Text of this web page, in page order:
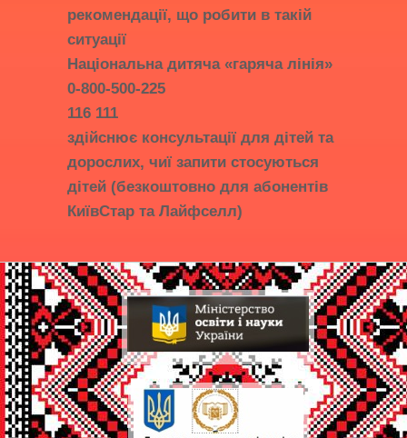
рекомендації, що робити в такій
ситуації
Національна дитяча «гаряча лінія»
0-800-500-225
116 111
здійснює консультації для дітей та
дорослих, чиї запити стосуються
дітей (безкоштовно для абонентів
КиївСтар та Лайфселл)